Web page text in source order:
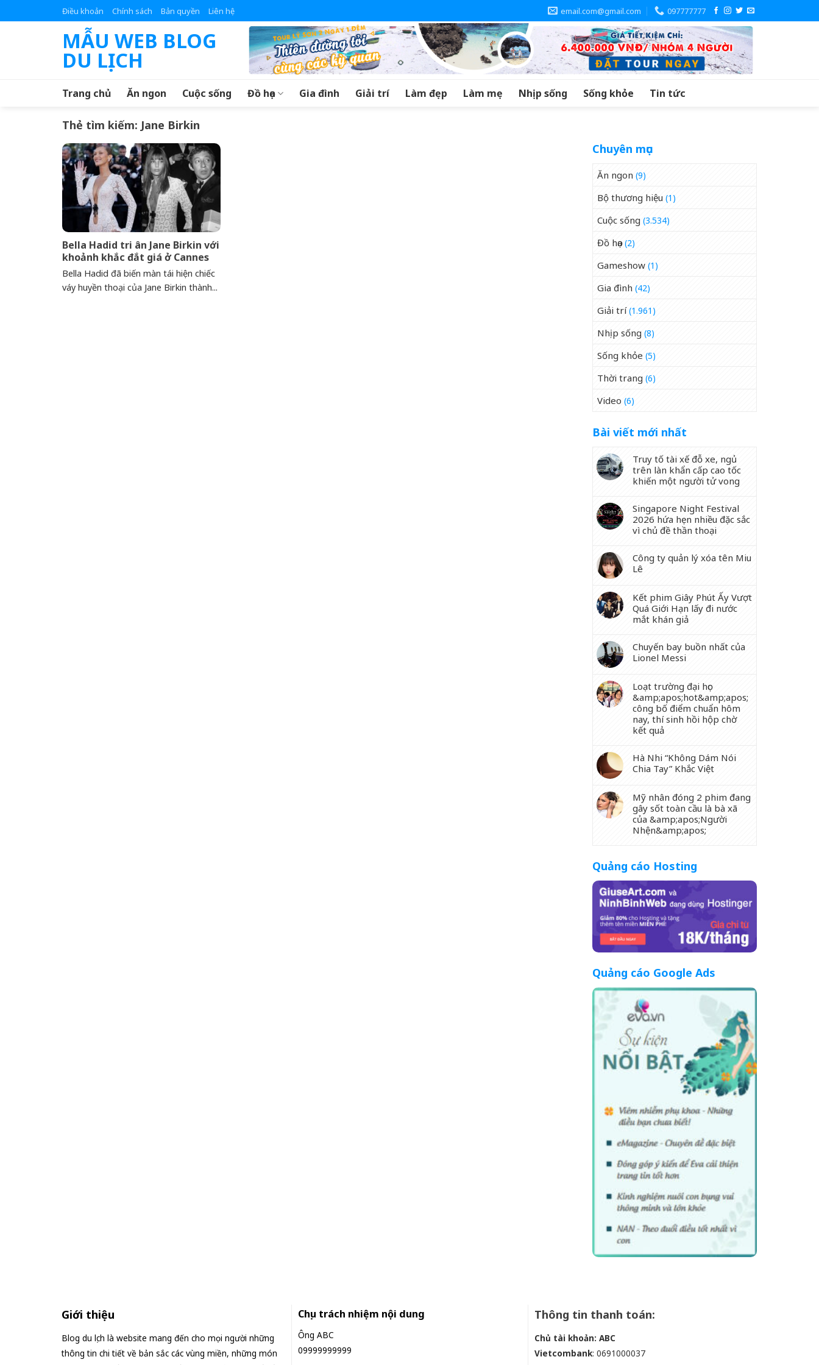
to
Điều khoản Chính sách Bản quyền Liên hệ email.com@gmail.com 097777777
MẪU WEB BLOG
DU LỊCH
Trang chủ Ăn ngon Cuộc sống Đồ họa Gia đình Giải trí Làm đẹp Làm mẹ Nhịp sống Sống khỏe Tin tức
Thẻ tìm kiếm: Jane Birkin
Bella Hadid tri ân Jane Birkin với
khoảnh khắc đắt giá ở Cannes
Bella Hadid đã biến màn tái hiện chiếc
váy huyền thoại của Jane Birkin thành...
Chuyên mục
Ăn ngon (9)
Bộ thương hiệu (1)
Cuộc sống (3.534)
Đồ họa(2)
Gameshow (1)
Gia đình (42)
Giải trí(1.961)
Nhịp sống (8)
Sống khỏe (5)
Thời trang (6)
Video (6)
Bài viết mới nhất
Truy tố tài xế đỗ xe, ngủ
trên làn khẩn cấp cao tốc
khiến một người tử vong
Singapore Night Festival
2026 hứa hẹn nhiều đặc sắc
vì chủ đề thần thoại
Công ty quản lý xóa tên Miu
Lê
Kết phim Giây Phút Ấy Vượt
Quá Giới Hạn lấy đi nước
mắt khán giả
Chuyến bay buồn nhất của
Lionel Messi
Loạt trường đại học
&amp;apos;hot&amp;apos;
công bố điểm chuẩn hôm
nay, thí sinh hồi hộp chờ
kết quả
Hà Nhi “Không Dám Nói
Chia Tay” Khắc Việt
Mỹ nhân đóng 2 phim đang
gây sốt toàn cầu là bà xã
của &amp;apos;Người
Nhện&amp;apos;
Quảng cáo Hosting
Quảng cáo Google Ads
Giới thiệu
Blog du lịch là website mang đến cho mọi người những
thông tin chi tiết về bản sắc các vùng miền, những món
Chịu trách nhiệm nội dung
Ông ABC
09999999999
Thông tin thanh toán:
Chủ tài khoản: ABC
Vietcombank: 0691000037